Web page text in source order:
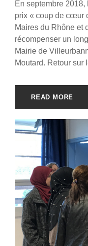
En septembre
prix « coup de cœur
Maires du Rhône et
récompenser un
Mairie de
Moutard. Retour sur
READ MORE